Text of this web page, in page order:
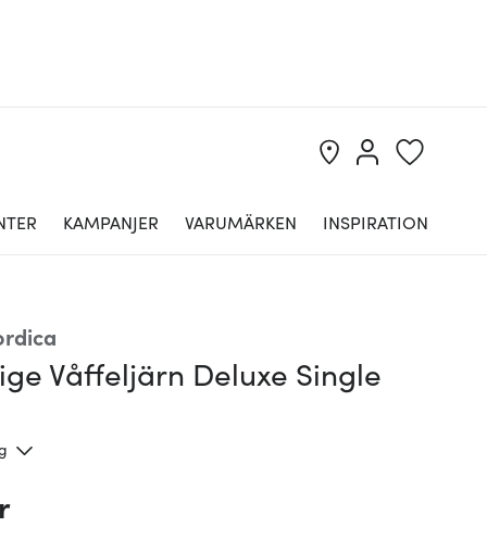
KAMPANJER VARUMÄRKEN INSPIRATION
Våffeljärn Deluxe Single